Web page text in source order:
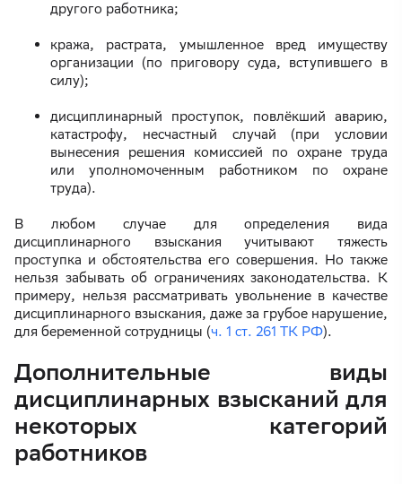
другого работника;
кража, растрата, умышленное вред имуществу
организации (по приговору суда, вступившего в
силу);
дисциплинарный проступок, повлёкший аварию,
катастрофу, несчастный случай (при условии
вынесения решения комиссией по охране труда
или уполномоченным работником по охране
труда).
В любом случае для определения вида
дисциплинарного взыскания учитывают тяжесть
проступка и обстоятельства его совершения. Но также
нельзя забывать об ограничениях законодательства. К
примеру, нельзя рассматривать увольнение в качестве
дисциплинарного взыскания, даже за грубое нарушение,
для беременной сотрудницы (ч. 1 ст. 261 ТК РФ).
Дополнительные виды
дисциплинарных взысканий для
некоторых категорий
работников